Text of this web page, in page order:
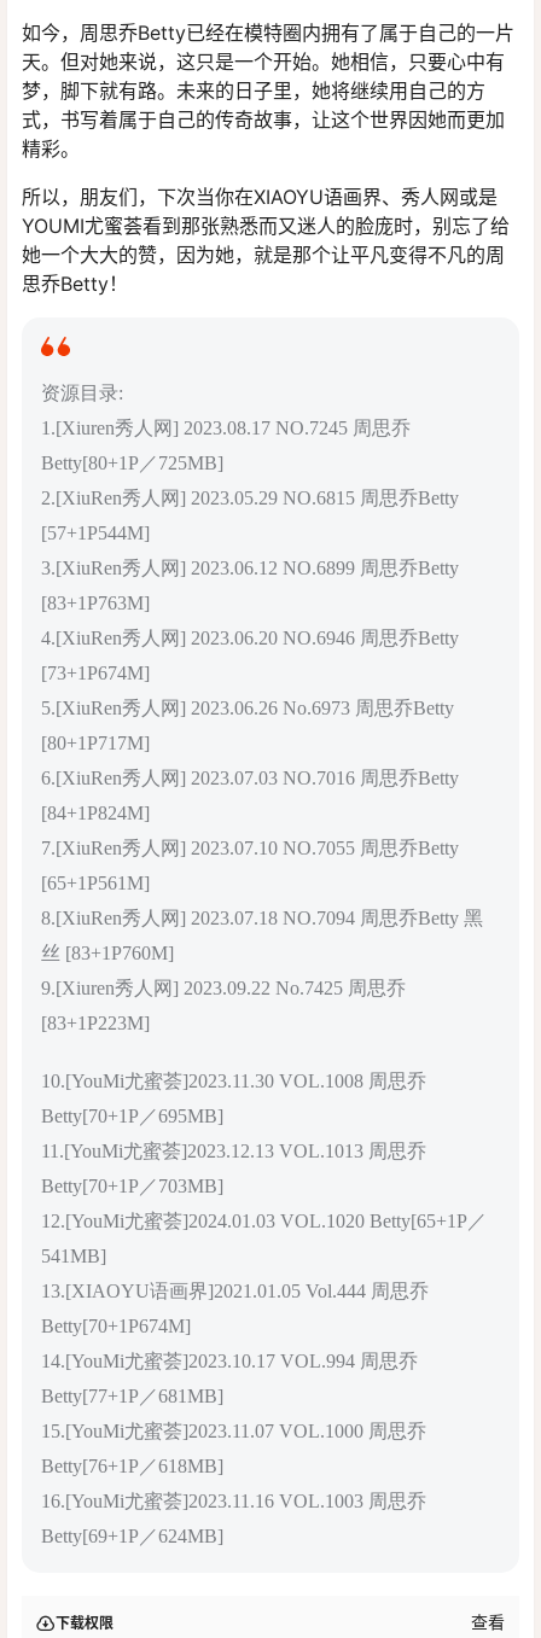
如今，周思乔Betty已经在模特圈内拥有了属于自己的一片
天。但对她来说，这只是一个开始。她相信，只要心中有
梦，脚下就有路。未来的日子里，她将继续用自己的方
式，书写着属于自己的传奇故事，让这个世界因她而更加
精彩。
所以，朋友们，下次当你在XIAOYU语画界、秀人网或是
YOUMI尤蜜荟看到那张熟悉而又迷人的脸庞时，别忘了给
她一个大大的赞，因为她，就是那个让平凡变得不凡的周
思乔Betty！
资源目录:
1.[Xiuren秀人网] 2023.08.17 NO.7245 周思乔
Betty[80+1P／725MB]
2.[XiuRen秀人网] 2023.05.29 NO.6815 周思乔Betty
[57+1P544M]
3.[XiuRen秀人网] 2023.06.12 NO.6899 周思乔Betty
[83+1P763M]
4.[XiuRen秀人网] 2023.06.20 NO.6946 周思乔Betty
[73+1P674M]
5.[XiuRen秀人网] 2023.06.26 No.6973 周思乔Betty
[80+1P717M]
6.[XiuRen秀人网] 2023.07.03 NO.7016 周思乔Betty
[84+1P824M]
7.[XiuRen秀人网] 2023.07.10 NO.7055 周思乔Betty
[65+1P561M]
8.[XiuRen秀人网] 2023.07.18 NO.7094 周思乔Betty 黑
丝 [83+1P760M]
9.[Xiuren秀人网] 2023.09.22 No.7425 周思乔
[83+1P223M]
10.[YouMi尤蜜荟]2023.11.30 VOL.1008 周思乔
Betty[70+1P／695MB]
11.[YouMi尤蜜荟]2023.12.13 VOL.1013 周思乔
Betty[70+1P／703MB]
12.[YouMi尤蜜荟]2024.01.03 VOL.1020 Betty[65+1P／
541MB]
13.[XIAOYU语画界]2021.01.05 Vol.444 周思乔
Betty[70+1P674M]
14.[YouMi尤蜜荟]2023.10.17 VOL.994 周思乔
Betty[77+1P／681MB]
15.[YouMi尤蜜荟]2023.11.07 VOL.1000 周思乔
Betty[76+1P／618MB]
16.[YouMi尤蜜荟]2023.11.16 VOL.1003 周思乔
Betty[69+1P／624MB]
下载权限 查看